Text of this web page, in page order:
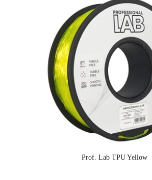
Prof. Lab TPU Yellow